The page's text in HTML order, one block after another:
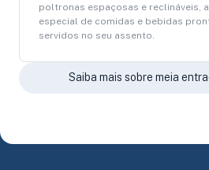
poltronas espaçosas e reclináveis,
especial de comidas e bebidas
servidos no seu assento.
Saiba mais sobre meia